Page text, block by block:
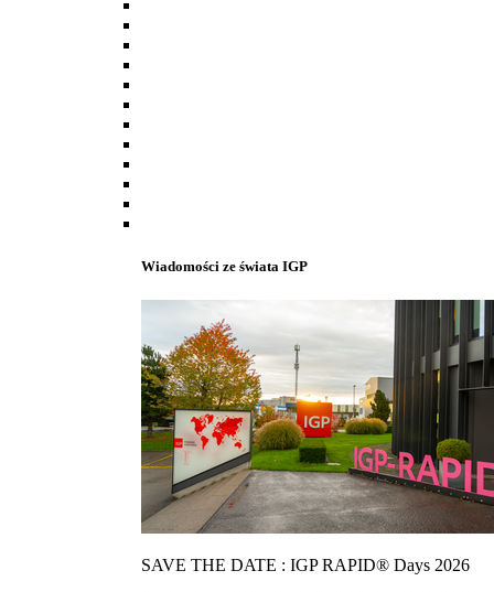
Wiadomości ze świata IGP
SAVE THE DATE : IGP RAPID® Days 2026